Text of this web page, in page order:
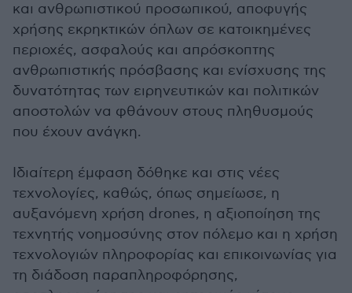
και ανθρωπιστικού προσωπικού, αποφυγής
χρήσης εκρηκτικών όπλων σε κατοικημένες
περιοχές, ασφαλούς και απρόσκοπτης
ανθρωπιστικής πρόσβασης και ενίσχυσης της
δυνατότητας των ειρηνευτικών και πολιτικών
αποστολών να φθάνουν στους πληθυσμούς
που έχουν ανάγκη.
Ιδιαίτερη έμφαση δόθηκε και στις νέες
τεχνολογίες, καθώς, όπως σημείωσε, η
αυξανόμενη χρήση drones, η αξιοποίηση της
τεχνητής νοημοσύνης στον πόλεμο και η χρήση
τεχνολογιών πληροφορίας και επικοινωνίας για
τη διάδοση παραπληροφόρησης,